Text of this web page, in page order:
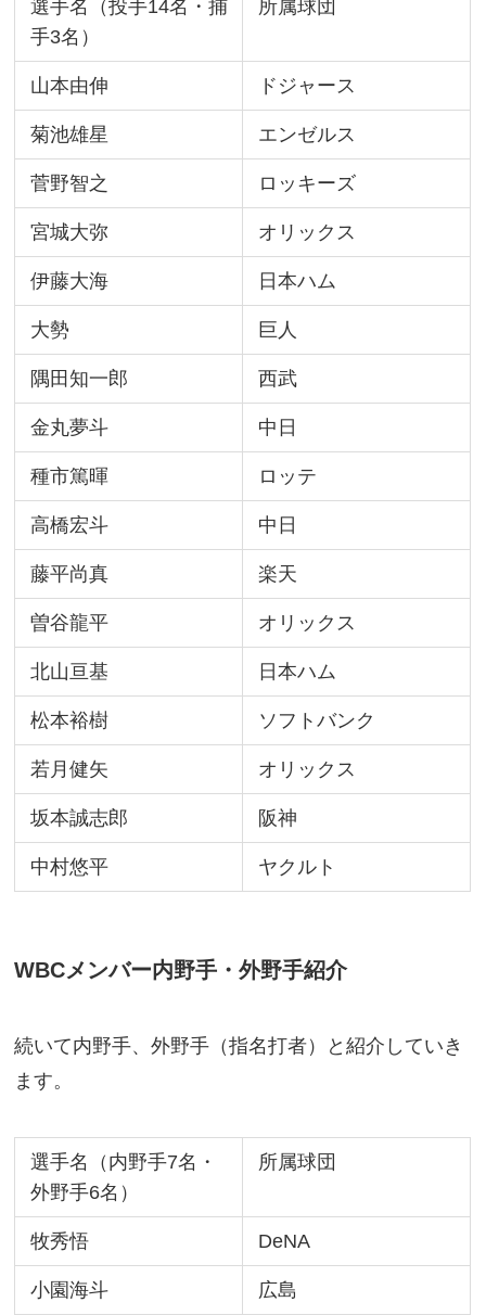
選手名（投手14名・捕
手3名）
所属球団
山本由伸 ドジャース
菊池雄星 エンゼルス
菅野智之 ロッキーズ
宮城大弥 オリックス
伊藤大海 日本ハム
大勢 巨人
隅田知一郎 西武
金丸夢斗 中日
種市篤暉 ロッテ
高橋宏斗 中日
藤平尚真 楽天
曽谷龍平 オリックス
北山亘基 日本ハム
松本裕樹 ソフトバンク
若月健矢 オリックス
坂本誠志郎 阪神
中村悠平 ヤクルト
WBCメンバー内野手・外野手紹介
続いて内野手、外野手（指名打者）と紹介していき
ます。
選手名（内野手7名・
外野手6名）
所属球団
牧秀悟 DeNA
小園海斗 広島